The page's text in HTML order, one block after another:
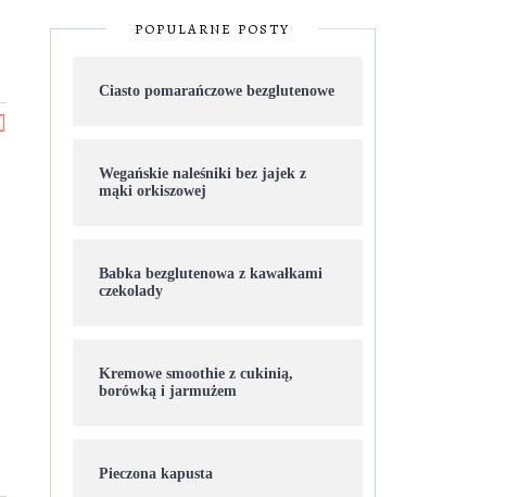
POPULARNE POSTY
Ciasto pomarańczowe bezglutenowe
Wegańskie naleśniki bez jajek z
mąki orkiszowej
Babka bezglutenowa z kawałkami
czekolady
Kremowe smoothie z cukinią,
borówką i jarmużem
Pieczona kapusta